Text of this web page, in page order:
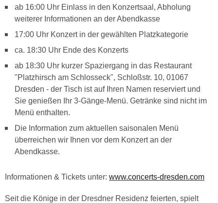
ab 16:00 Uhr Einlass in den Konzertsaal, Abholung
weiterer Informationen an der Abendkasse
17:00 Uhr Konzert in der gewählten Platzkategorie
ca. 18:30 Uhr Ende des Konzerts
ab 18:30 Uhr kurzer Spaziergang in das Restaurant
"Platzhirsch am Schlosseck", Schloßstr. 10, 01067
Dresden - der Tisch ist auf Ihren Namen reserviert und
Sie genießen Ihr 3-Gänge-Menü. Getränke sind nicht im
Menü enthalten.
Die Information zum aktuellen saisonalen Menü
überreichen wir Ihnen vor dem Konzert an der
Abendkasse.
Informationen & Tickets unter: www.concerts-dresden.com
Seit die Könige in der Dresdner Residenz feierten, spielt